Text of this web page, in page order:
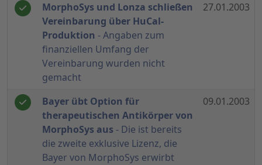
MorphoSys und Lonza schließen
Vereinbarung über HuCal-
Produktion - Angaben zum
finanziellen Umfang der
Vereinbarung wurden nicht
gemacht
27.01.2003
Bayer übt Option für
therapeutischen Antikörper von
MorphoSys aus - Die ist bereits
die zweite exklusive Lizenz, die
Bayer von MorphoSys erwirbt
09.01.2003